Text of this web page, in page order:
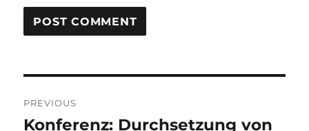
navigation
PREVIOUS
Previous
Konferenz: Durchsetzung von